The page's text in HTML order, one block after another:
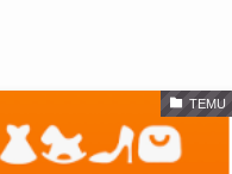
TEMU